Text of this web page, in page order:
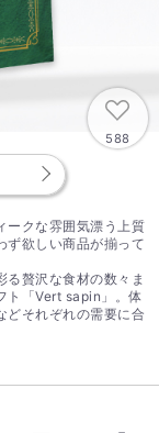
588
ークな雰囲気漂う上質
ず欲しい商品が揃って
贅沢な食材の数々ま
ト「Vert sapin」。体
どそれぞれの需要に合